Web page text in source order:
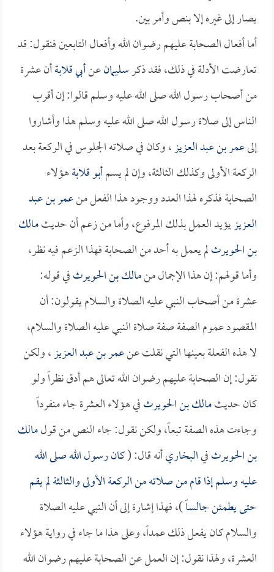
يصار إلى غيره إلا بنص وأمر بين.
أما أفعال الصحابة عليهم رضوان الله وأفعال التابعين فنقول: قد
تعارضت الأدلة في ذلك، فقد ذكرسليمانعنأبي قلابةأن عشرة
من أصحاب رسول الله صلى الله عليه وسلم قالوا: إن أقرب
الناس إلى صلاة رسول الله صلى الله عليه وسلم هذا وأشاروا
إلىعمر بن عبد العزيز، وكان في صلاته الجلوس في الركعة بعد
الركعة الأولى وكذلك الثالثة، وإن لم يسمأبو قلابةهؤلاء
الصحابة فذكره لهذا العدد ووجود هذا الفعل منعمر بن عبد
العزيزيؤيد العمل بذلك المرفوع، وأما من زعم أن حديثمالك
بن الحويرثلم يعمل به أحد من الصحابة فهذا الزعم فيه نظر،
وأما قولهم: إن هذا الإجمال منمالك بن الحويرثفي قوله:
عشرة من أصحاب النبي عليه الصلاة والسلام يقولون: أن
المقصود عموم الصفة صفة صلاة النبي عليه الصلاة والسلام،
لا هذه الفعلة بعينها التي نقلت عنعمر بن عبد العزيز، ولكن
نقول: إن الصحابة عليهم رضوان الله تعالى هم أدق نظراً ولو
كان حديثمالك بن الحويرثفي هؤلاء العشرة جاء منفرداً
وجاءت هذه الصفة تبعاً، ولكن نقول: جاء النص من قولمالك
بن الحويرثفيالبخاريأنه قال: (كان رسول الله صلى الله
عليه وسلم إذا قام من صلاته من الركعة الأولى والثالثة لم يقم
حتى يطمئن جالساً)، فهذا إشارة إلى أن النبي عليه الصلاة
والسلام كان يفعل ذلك عمداً، وعلى هذا ما جاء في رواية هؤلاء
العشرة، ولهذا نقول: إن العمل عن الصحابة عليهم رضوان الله